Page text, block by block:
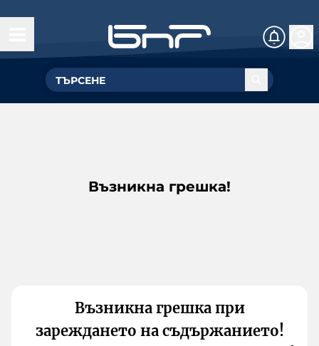
Възникна грешка!
Възникна грешка при
зареждането на съдържанието!